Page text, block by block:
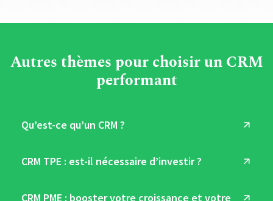
Autres thèmes pour choisir un CRM
performant
Qu’est-ce qu’un CRM ?
CRM TPE : est-il nécessaire d’investir ?
CRM PME : booster votre croissance et votre